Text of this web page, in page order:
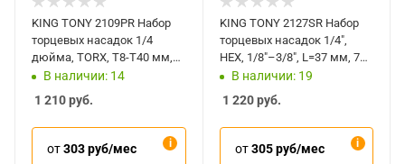
KING TONY 2109PR Набор
торцевых насадок 1/4
дюйма, TORX, Т8-Т40 мм,
L=37 мм, 9 предметов
В наличии: 14
1 210руб.
от303 руб/мес
KING TONY 2127SR Набор
торцевых насадок 1/4",
HEX, 1/8"–3/8", L=37 мм, 7
предметов
В наличии: 19
1 220руб.
от305 руб/мес